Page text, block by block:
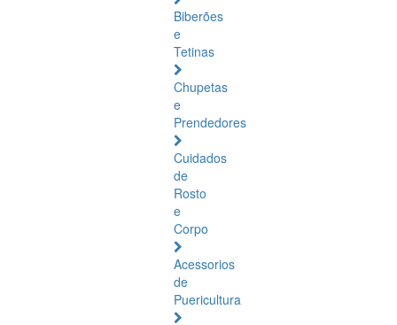
Biberões
e
Tetinas
Chupetas
e
Prendedores
Cuidados
de
Rosto
e
Corpo
Acessorios
de
Puericultura